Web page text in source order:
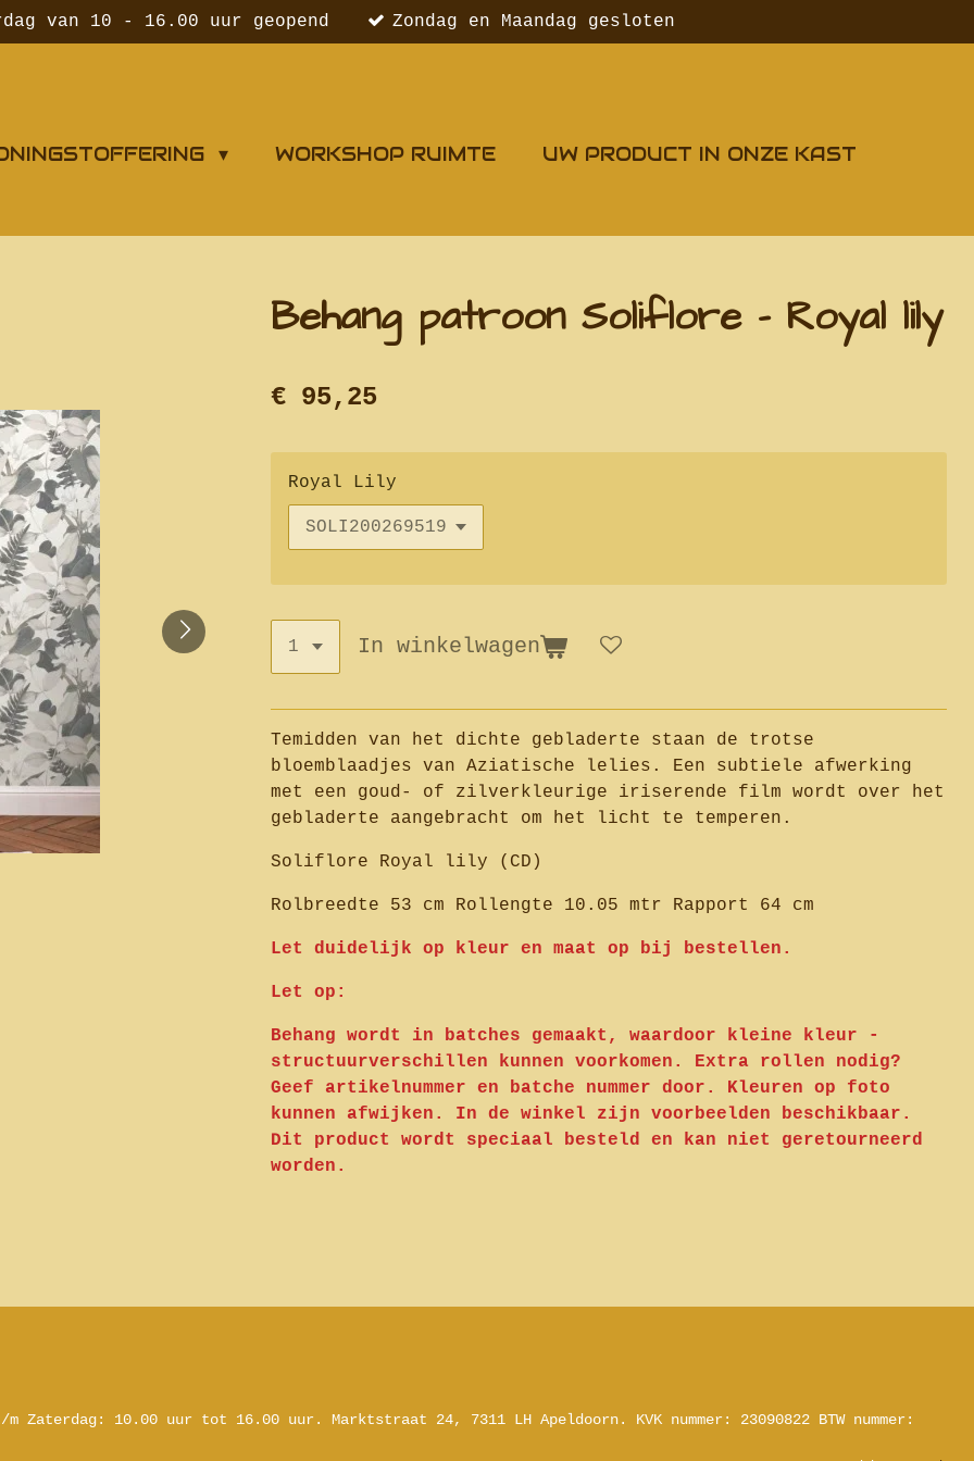
van 10 - 16.00 uur geopend Zondag en Maandag gesloten
WORKSHOP RUIMTE
UW PRODUCT IN ONZE KAST
Behang patroon Soliflore - Royal lily
€ 95,25
Royal Lily
In winkelwagen
Temidden van het dichte gebladerte staan ​​de trotse
bloemblaadjes van Aziatische lelies. Een subtiele afwerking
met een goud- of zilverkleurige iriserende film wordt over het
gebladerte aangebracht om het licht te temperen.
Soliflore Royal lily (CD)
Rolbreedte 53 cm Rollengte 10.05 mtr Rapport 64 cm
Let duidelijk op kleur en maat op bij bestellen.
Let op:
Behang wordt in batches gemaakt, waardoor kleine kleur -
structuurverschillen kunnen voorkomen. Extra rollen nodig?
Geef artikelnummer en batche nummer door. Kleuren op foto
kunnen afwijken. In de winkel zijn voorbeelden beschikbaar.
Dit product wordt speciaal besteld en kan niet geretourneerd
worden.
m Zaterdag: 10.00 uur tot 16.00 uur. Marktstraat 24, 7311 LH Apeldoorn. KVK nummer: 23090822 BTW nummer: